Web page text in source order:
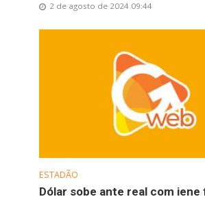
2 de agosto de 2024 09:44
ESTADÃO
Dólar sobe ante real com